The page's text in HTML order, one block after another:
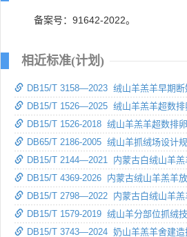
备案号：91642-2022。
相近标准(计划)
DB15/T 3158—2023 绒山羊羔羊早期断
DB15/T 1526—2025 绒山羊羔羊超数排
DB15/T 1526-2018 绒山羊羔羊超数排
DB65/T 2186-2005 绒山羊抓绒场设计
DB15/T 2144—2021 内蒙古白绒山羊羔
DB15/T 4369-2026 内蒙古绒山羊羔羊
DB15/T 2798—2022 内蒙古白绒山羊羔
DB15/T 1579-2019 绒山羊分部位抓绒
DB15/T 3743—2024 奶山羊羔羊舍建造